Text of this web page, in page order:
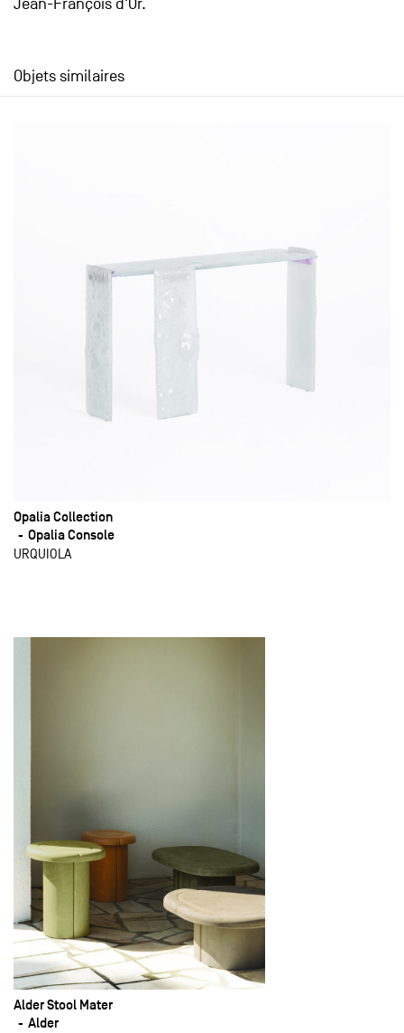
Jean-François d'Or.
Objets similaires
Opalia Collection
Opalia Console
URQUIOLA
Alder Stool Mater
Alder